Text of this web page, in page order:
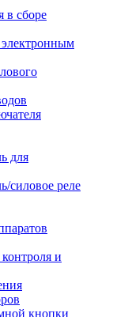
в сборе
для
силовое реле
и
кнопки